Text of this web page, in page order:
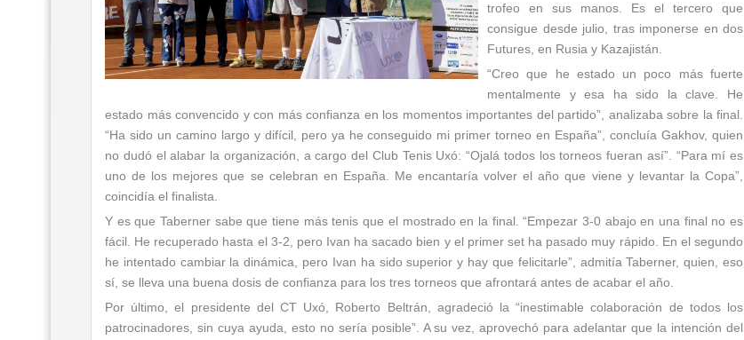
trofeo en sus manos. Es el tercero que
consigue desde julio, tras imponerse en dos
Futures, en Rusia y Kazajistán.
“Creo que he estado un poco más fuerte
mentalmente y esa ha sido la clave. He
estado más convencido y con más confianza en los momentos importantes del partido”, analizaba sobre la final.
“Ha sido un camino largo y difícil, pero ya he conseguido mi primer torneo en España”, concluía Gakhov, quien
no dudó el alabar la organización, a cargo del Club Tenis Uxó: “Ojalá todos los torneos fueran así”. “Para mí es
uno de los mejores que se celebran en España. Me encantaría volver el año que viene y levantar la Copa”,
coincidía el finalista.
Y es que Taberner sabe que tiene más tenis que el mostrado en la final. “Empezar 3-0 abajo en una final no es
fácil. He recuperado hasta el 3-2, pero Ivan ha sacado bien y el primer set ha pasado muy rápido. En el segundo
he intentado cambiar la dinámica, pero Ivan ha sido superior y hay que felicitarle”, admitía Taberner, quien, eso
sí, se lleva una buena dosis de confianza para los tres torneos que afrontará antes de acabar el año.
Por último, el presidente del CT Uxó, Roberto Beltrán, agradeció la “inestimable colaboración de todos los
patrocinadores, sin cuya ayuda, esto no sería posible”. A su vez, aprovechó para adelantar que la intención del